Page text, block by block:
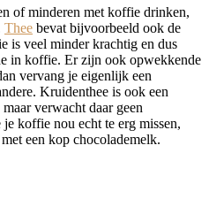
of minderen met koffie drinken,
Thee bevat bijvoorbeeld ook de
is veel minder krachtig en dus
in koffie. Er zijn ook opwekkende
vervang je eigenlijk een
Kruidenthee is ook een
verwacht daar geen
koffie nou echt te erg missen,
een kop chocolademelk.